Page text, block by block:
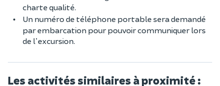
charte qualité.
Un numéro de téléphone portable sera demandé
par embarcation pour pouvoir communiquer lors
de l'excursion.
Les activités similaires à proximité :